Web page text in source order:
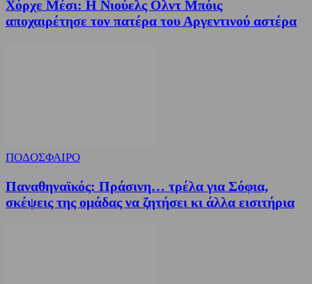
Χόρχε Μέσι: Η Νιούελς Ολντ Μπόις
αποχαιρέτησε τον πατέρα του Αργεντινού αστέρα
ΠΟΔΟΣΦΑΙΡΟ
Παναθηναϊκός: Πράσινη… τρέλα για Σόφια,
σκέψεις της ομάδας να ζητήσει κι άλλα εισιτήρια